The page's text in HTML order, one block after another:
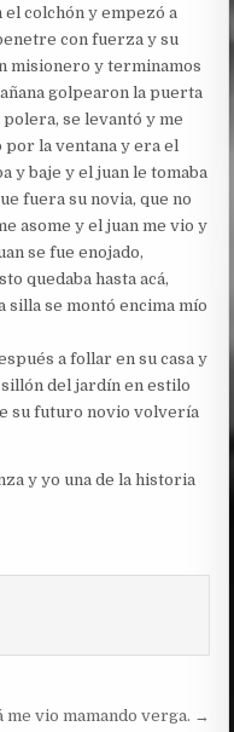
el colchón y empezó a
con fuerza y su
misionero y terminamos
golpearon la puerta
se levantó y me
por la ventana y era el
y baje y el juan le tomaba
fuera su novia, que no
asome y el juan me vio y
se fue enojado,
quedaba hasta acá,
silla se montó encima mío
a follar en su casa y
del jardín en estilo
su futuro novio volvería
y yo una de la historia
me vio mamando verga. →